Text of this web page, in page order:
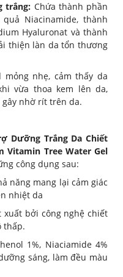
trắng: Chứa thành phần
Niacinamide, thành
Hyaluronat và thành
thiện làn da tổn thương
mỏng nhẹ, cảm thấy da
vừa thoa kem lên da,
nhờ rít trên da.
Dưỡng Trắng Da Chiết
Vitamin Tree Water Gel
công dụng sau:
năng mang lại cảm giác
nhiệt da
xuất bởi công nghệ chiết
thấp.
1%, Niaciamide 4%
sáng, làm đều màu